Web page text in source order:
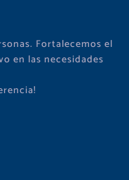
Fortalecemos el
en las necesidades